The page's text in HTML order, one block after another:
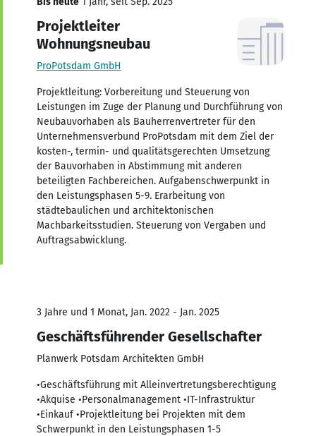
Projektleiter
Wohnungsneubau
ProPotsdam GmbH
Projektleitung: Vorbereitung und Steuerung von
Leistungen im Zuge der Planung und Durchführung von
Neubauvorhaben als Bauherrenvertreter für den
Unternehmensverbund ProPotsdam mit dem Ziel der
kosten-, termin- und qualitätsgerechten Umsetzung
der Bauvorhaben in Abstimmung mit anderen
beteiligten Fachbereichen. Aufgabenschwerpunkt in
den Leistungsphasen 5-9. Erarbeitung von
städtebaulichen und architektonischen
Machbarkeitsstudien. Steuerung von Vergaben und
Auftragsabwicklung.
3 Jahre und 1 Monat, Jan. 2022 - Jan. 2025
Geschäftsführender Gesellschafter
Planwerk Potsdam Architekten GmbH
•Geschäftsführung mit Alleinvertretungsberechtigung
•Akquise •Personalmanagement •IT-Infrastruktur
•Einkauf •Projektleitung bei Projekten mit dem
Schwerpunkt in den Leistungsphasen 1-5